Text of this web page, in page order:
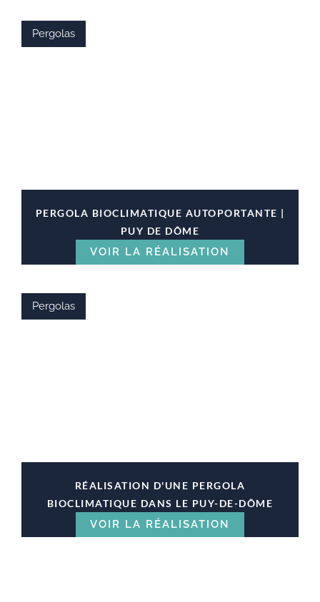
Pergolas
PERGOLA BIOCLIMATIQUE AUTOPORTANTE |
PUY DE DÔME
VOIR LA RÉALISATION
Pergolas
RÉALISATION D'UNE PERGOLA
BIOCLIMATIQUE DANS LE PUY-DE-DÔME
VOIR LA RÉALISATION